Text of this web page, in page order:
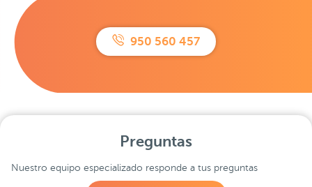
950 560 457
Preguntas
Nuestro equipo especializado responde a tus preguntas